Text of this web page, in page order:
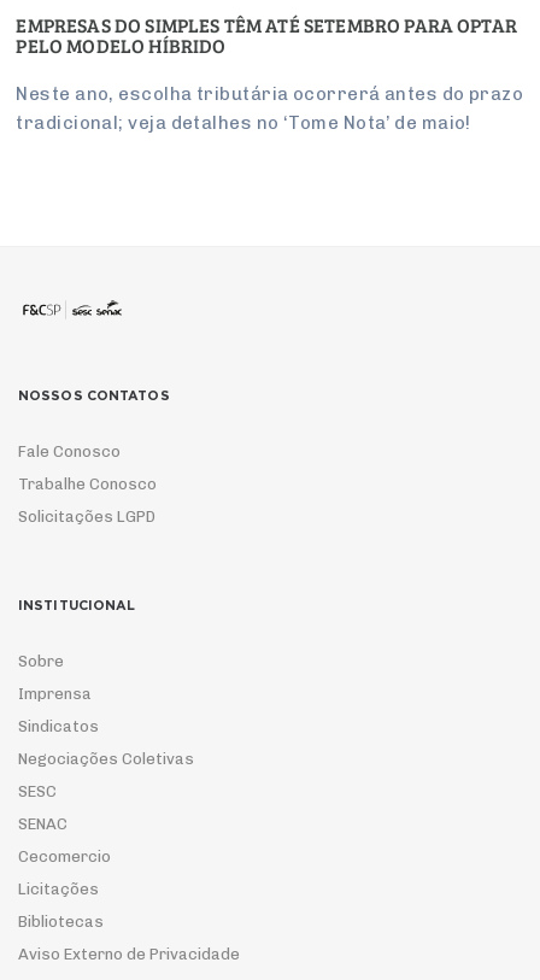
EMPRESAS DO SIMPLES TÊM ATÉ SETEMBRO PARA OPTAR
PELO MODELO HÍBRIDO
Neste ano, escolha tributária ocorrerá antes do prazo
tradicional; veja detalhes no ‘Tome Nota’ de maio!
NOSSOS CONTATOS
Fale Conosco
Trabalhe Conosco
Solicitações LGPD
INSTITUCIONAL
Sobre
Imprensa
Sindicatos
Negociações Coletivas
SESC
SENAC
Cecomercio
Licitações
Bibliotecas
Aviso Externo de Privacidade